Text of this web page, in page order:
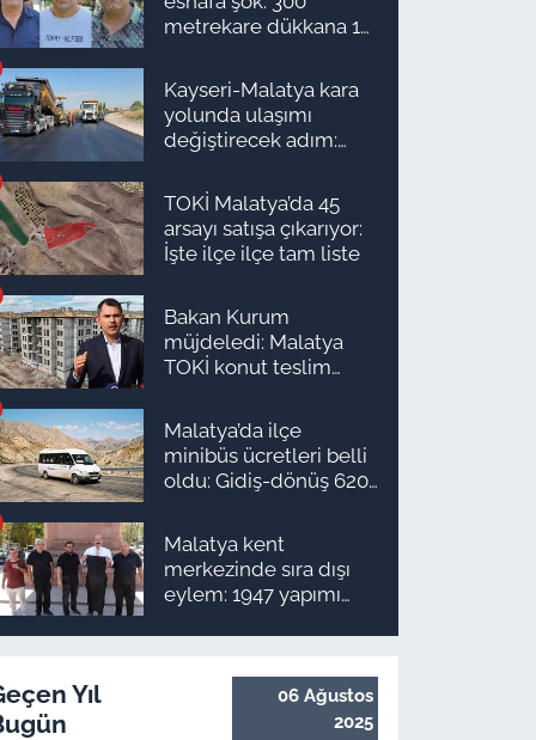
metrekare dükkana 1
Kayseri-Malatya kara
yolunda ulaşımı
değiştirecek adım:
TOKİ Malatya’da 45
arsayı satışa çıkarıyor:
İşte ilçe ilçe tam liste
Bakan Kurum
müjdeledi: Malatya
TOKİ konut teslim
ilçe ilçe teslimat
takvimi ve ödeme
planı
Malatya’da ilçe
minibüs ücretleri belli
oldu: Gidiş-dönüş 620
Malatya kent
merkezinde sıra dışı
eylem: 1947 yapımı
giydirmek istediler
Yıl
06 Ağustos
2025